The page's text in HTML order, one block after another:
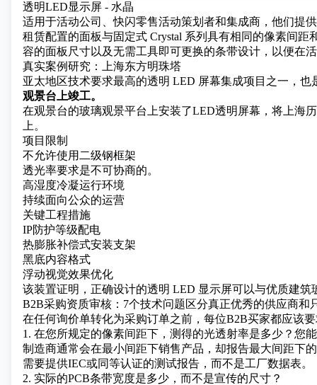
透明LED显示屏 - 水晶
适用于活动公司、快闪零售活动策划者和集成商，他们提
租赁配置的面板与固定式 Crystal 系列具有相同的像素间
容的面板尺寸以及无需工具即可更换的条带设计，以便在
真实案例研究：上海东方明珠塔
亚太地区技术要求最高的透明 LED 屏幕集成项目之一，
观景台上竣工。
在观景台的玻璃观景平台上安装了LED透明屏幕 ，将上海
上。
项目限制
不允许使用二级钢框架
透光率要求是不可协商的。
高湿度冷凝运行环境
持续面向公众的运营
关键工程措施
IP防护等级配电
热膨胀补偿式安装支架
黑底内容格式
浮动视觉效果优化
该装置证明，正确设计的透明 LED 显示屏可以与优质建
B2B采购资质审核：7个技术问题区分真正优秀的供应商和
在任何询价单转化为采购订单之前，每位B2B买家都应该
1. 在您所规定的像素间距下，测得的光透射率是多少？您
制造商通常会在最小间距下销售产品，却报告最大间距下
需要提供IEC或同等认证的测试报告，而不是工厂数据表。
2. 实际的PCB条带宽度是多少，而不是宣传的尺寸？